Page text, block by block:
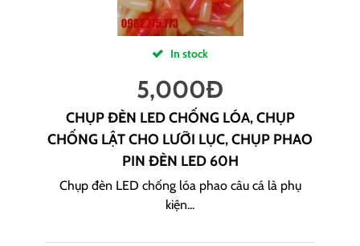
In stock
5,000Đ
CHỤP ĐÈN LED CHỐNG LÓA, CHỤP
CHỐNG LẬT CHO LƯỠI LỤC, CHỤP PHAO
PIN ĐÈN LED 60H
Chụp đèn LED chống lóa phao câu cá là phụ
kiện...